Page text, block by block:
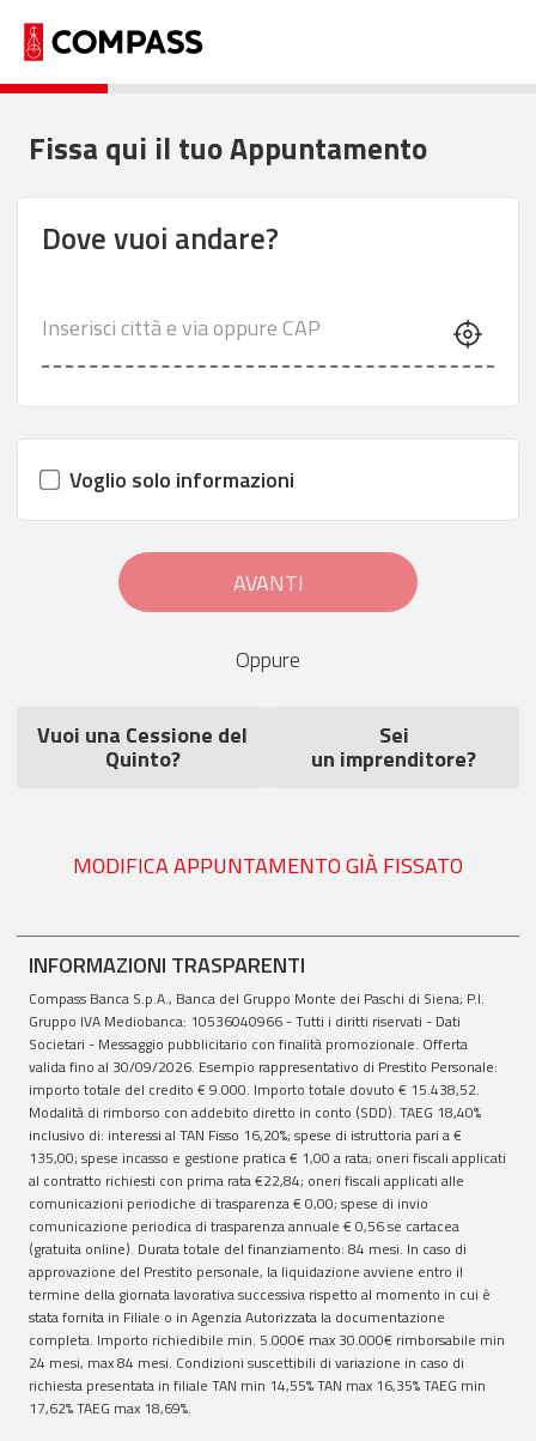
Fissa qui il tuo Appuntamento
Dove vuoi andare?
Inserisci città e via oppure CAP
Voglio solo informazioni
AVANTI
Oppure
Vuoi una Cessione del
Quinto?
Sei
un imprenditore?
MODIFICA APPUNTAMENTO GIÀ FISSATO
INFORMAZIONI TRASPARENTI
Compass Banca S.p.A., Banca del Gruppo Monte dei Paschi di Siena; P.I.
Gruppo IVA Mediobanca: 10536040966 - Tutti i diritti riservati - Dati
Societari - Messaggio pubblicitario con finalità promozionale. Offerta
valida fino al 30/09/2026. Esempio rappresentativo di Prestito Personale:
importo totale del credito € 9.000. Importo totale dovuto € 15.438,52.
Modalità di rimborso con addebito diretto in conto (SDD). TAEG 18,40%
inclusivo di: interessi al TAN Fisso 16,20%; spese di istruttoria pari a €
135,00; spese incasso e gestione pratica € 1,00 a rata; oneri fiscali applicati
al contratto richiesti con prima rata €22,84; oneri fiscali applicati alle
comunicazioni periodiche di trasparenza € 0,00; spese di invio
comunicazione periodica di trasparenza annuale € 0,56se cartacea
(gratuita online). Durata totale del finanziamento: 84 mesi. In caso di
approvazione del Prestito personale, la liquidazione avviene entro il
termine della giornata lavorativa successiva rispetto al momento in cui è
stata fornita in Filiale o in Agenzia Autorizzata la documentazione
completa. Importo richiedibile min. 5.000€ max 30.000€ rimborsabile min
24 mesi, max84 mesi. Condizioni suscettibili di variazione in caso di
richiesta presentata in filiale TAN min 14,55% TAN max 16,35% TAEG min
17,62% TAEG max 18,69%.